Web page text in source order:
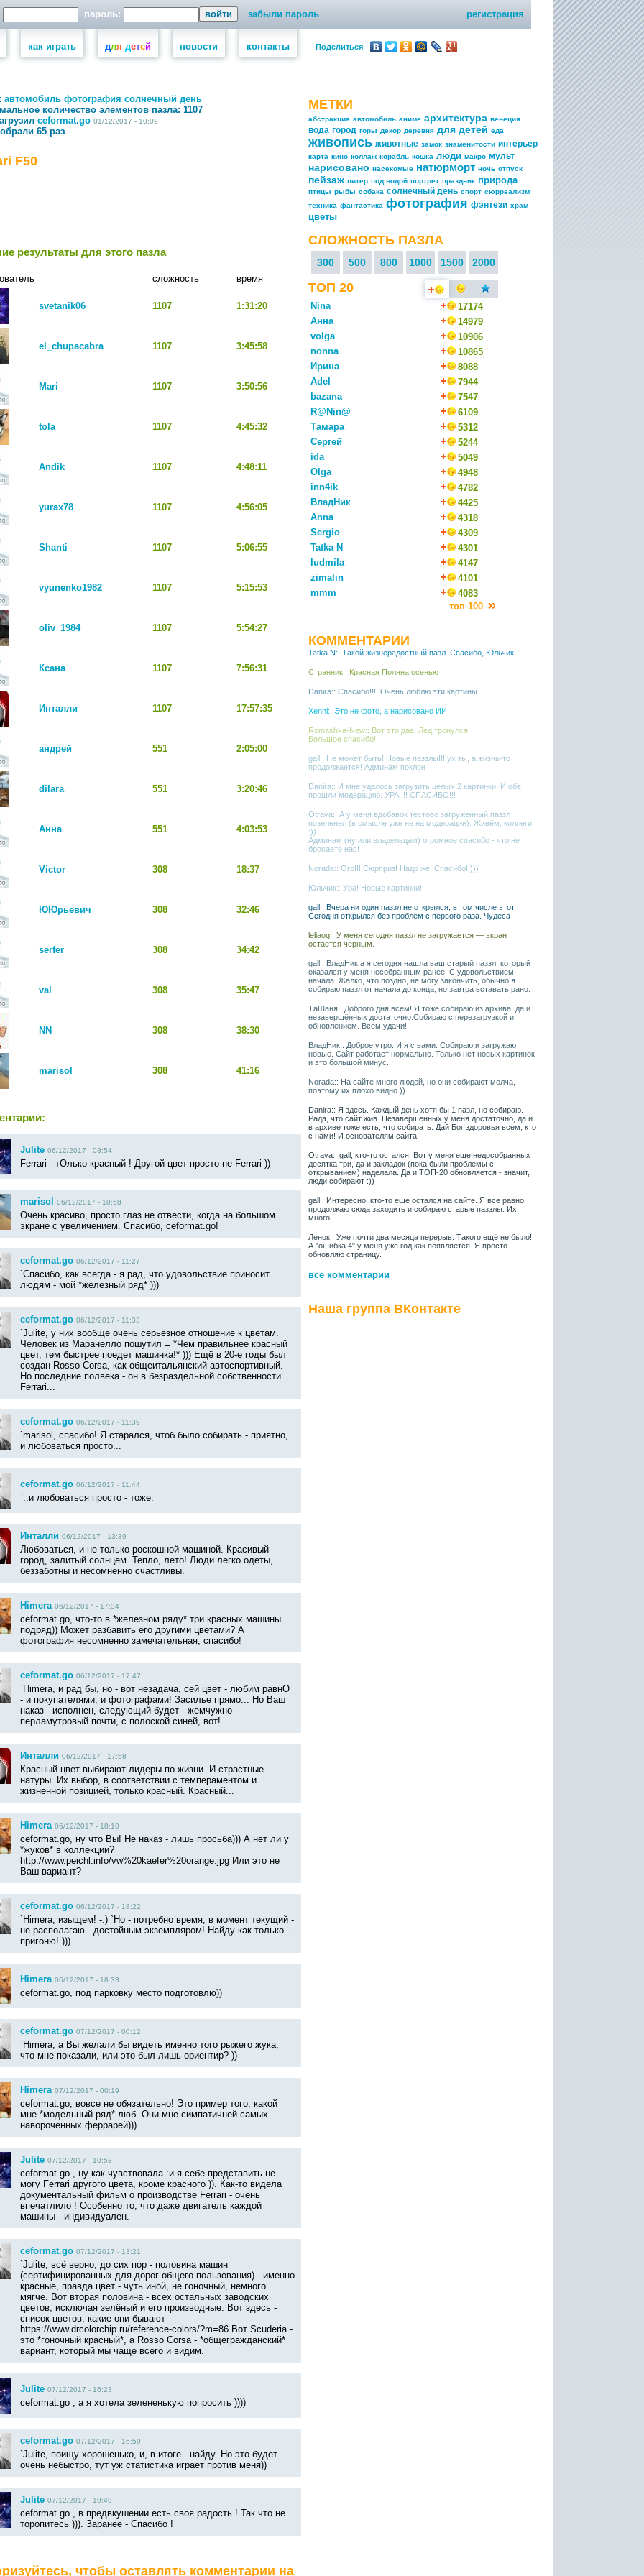
пароль: забыли пароль регистрация
как играть для детей новости контакты Поделиться
автомобиль фотография солнечный день
количество элементов пазла: 1107
ceformat.go 01/12/2017 - 10:09
65 раз
F50
результаты для этого пазла
сложность время
svetanik06 1107 1:31:20
el_chupacabra 1107 3:45:58
Mari 1107 3:50:56
tola 1107 4:45:32
Andik 1107 4:48:11
yurax78 1107 4:56:05
Shanti 1107 5:06:55
vyunenko1982 1107 5:15:53
oliv_1984 1107 5:54:27
Ксана 1107 7:56:31
Инталли 1107 17:57:35
андрей 551 2:05:00
dilara 551 3:20:46
Анна 551 4:03:53
Victor 308 18:37
ЮЮрьевич 308 32:46
serfer 308 34:42
val 308 35:47
NN 308 38:30
marisol 308 41:16
Julite 06/12/2017 - 08:54
Ferrari - тОлько красный ! Другой цвет просто не Ferrari ))
marisol 06/12/2017 - 10:58
Очень красиво, просто глаз не отвести, когда на большом
экране с увеличением. Спасибо, ceformat.go!
ceformat.go 06/12/2017 - 11:27
`Спасибо, как всегда - я рад, что удовольствие приносит
людям - мой *железный ряд* )))
ceformat.go 06/12/2017 - 11:33
`Julite, у них вообще очень серьёзное отношение к цветам.
Человек из Маранелло пошутил = *Чем правильнее красный
цвет, тем быстрее поедет машинка!* ))) Ещё в 20-е годы был
создан Rossо Corsa, как общеитальянский автоспортивный.
Но последние полвека - он в безраздельной собственности
Ferrari...
ceformat.go 06/12/2017 - 11:39
`marisol, спасибо! Я старался, чтоб было собирать - приятно,
и любоваться просто...
ceformat.go 06/12/2017 - 11:44
`..и любоваться просто - тоже.
Инталли 06/12/2017 - 13:39
Любоваться, и не только роскошной машиной. Красивый
город, залитый солнцем. Тепло, лето! Люди легко одеты,
беззаботны и несомненно счастливы.
Himera 06/12/2017 - 17:34
ceformat.go, что-то в *железном ряду* три красных машины
подряд)) Может разбавить его другими цветами? А
фотография несомненно замечательная, спасибо!
ceformat.go 06/12/2017 - 17:47
`Himera, и рад бы, но - вот незадача, сей цвет - любим равнО
- и покупателями, и фотографами! Засилье прямо... Но Ваш
наказ - исполнен, следующий будет - жемчужно -
перламутровый почти, с полоской синей, вот!
Инталли 06/12/2017 - 17:58
Красный цвет выбирают лидеры по жизни. И страстные
натуры. Их выбор, в соответствии с темпераментом и
жизненной позицией, только красный. Красный...
Himera 06/12/2017 - 18:10
ceformat.go, ну что Вы! Не наказ - лишь просьба))) А нет ли у
*жуков* в коллекции?
http://www.peichl.info/vw%20kaefer%20orange.jpg Или это не
Ваш вариант?
ceformat.go 06/12/2017 - 18:22
`Himera, изыщем! -:) `Но - потребно время, в момент текущий -
не располагаю - достойным экземпляром! Найду как только -
пригоню! )))
Himera 06/12/2017 - 18:33
ceformat.go, под парковку место подготовлю))
ceformat.go 07/12/2017 - 00:12
`Himera, а Вы желали бы видеть именно того рыжего жука,
что мне показали, или это был лишь ориентир? ))
Himera 07/12/2017 - 00:19
ceformat.go, вовсе не обязательно! Это пример того, какой
мне *модельный ряд* люб. Они мне симпатичней самых
навороченных феррарей)))
Julite 07/12/2017 - 10:53
ceformat.go , ну как чувствовала :и я себе представить не
могу Ferrari другого цвета, кроме красного )). Как-то видела
документальный фильм о производстве Ferrari - очень
впечатлило ! Особенно то, что даже двигатель каждой
машины - индивидуален.
ceformat.go 07/12/2017 - 13:21
`Julite, всё верно, до сих пор - половина машин
(сертифицированных для дорог общего пользования) - именно
красные, правда цвет - чуть иной, не гоночный, немного
мягче. Вот вторая половина - всех остальных заводских
цветов, исключая зелёный и его производные. Вот здесь -
список цветов, какие они бывают
https://www.drcolorchip.ru/reference-colors/?m=86 Вот Scuderia -
это *гоночный красный*, а Rosso Corsa - *общегражданский*
вариант, который мы чаще всего и видим.
Julite 07/12/2017 - 16:23
ceformat.go , а я хотела зелененькую попросить ))))
ceformat.go 07/12/2017 - 16:59
`Julite, поищу хорошенько, и, в итоге - найду. Но это будет
очень небыстро, тут уж статистика играет против меня))
Julite 07/12/2017 - 19:49
ceformat.go , в предвкушении есть своя радость ! Так что не
торопитесь ))). Заранее - Спасибо !
чтобы оставлять комментарии на
МЕТКИ
абстракция автомобиль аниме архитектура венеция
вода город горы декор деревня для детей еда
живопись животные замок знаменитости интерьер
карта кино коллаж корабль кошка люди макро мульт
нарисовано насекомые натюрморт ночь отпуск
пейзаж питер под водой портрет праздник природа
птицы рыбы собака солнечный день спорт сюрреализм
техника фантастика фотография фэнтези храм
цветы
СЛОЖНОСТЬ ПАЗЛА
300 500 800 1000 1500 2000
ТОП 20
Nina
17174
Анна
14979
volga
10906
nonna
10865
Ирина
8088
Adel
7944
bazana
7547
R@Nin@
6109
Тамара
5312
Сергей
5244
ida
5049
Olga
4948
inn4ik
4782
ВладНик
4425
Anna
4318
Sergio
4309
Tatka N
4301
ludmila
4147
zimalin
4101
mmm
4083
топ 100
КОММЕНТАРИИ
Tatka N:: Такой жизнерадостный пазл. Спасибо, Юльчик.
Странник:: Красная Поляна осенью
Danira:: Спасибо!!!! Очень люблю эти картины.
Xenni:: Это не фото, а нарисовано ИИ.
Romashka-New:: Вот это даа! Лед тронулся!
Большое спасибо!
gall:: Не может быть! Новые паззлы!!! ух ты, а жизнь-то
продолжается! Админам поклон
Danira:: И мне удалось загрузить целых 2 картинки. И обе
прошли модерацию. УРА!!!! СПАСИБО!!!
Otrava:: А у меня вдобавок тестово загруженный паззл
позеленел (в смысле уже не на модерации). Живём, коллеги
:))
Админам (ну или владельцам) огромное спасибо - что не
бросаете нас!
Norada:: Ого!!! Сюрприз! Надо же! Спасибо! )))
Юльчик:: Ура! Новые картинки!!
gall:: Вчера ни один паззл не открылся, в том числе этот.
Сегодня открылся без проблем с первого раза. Чудеса
leliaog:: У меня сегодня паззл не загружается — экран
остается черным.
gall:: ВладНик,а я сегодня нашла ваш старый паззл, который
оказался у меня несобранным ранее. С удовольствием
начала. Жалко, что поздно, не могу закончить, обычно я
собираю паззл от начала до конца, но завтра вставать рано.
ТаШаня:: Доброго дня всем! Я тоже собираю из архива, да и
незавершённых достаточно.Собираю с перезагрузкой и
обновлением. Всем удачи!
ВладНик:: Доброе утро. И я с вами. Собираю и загружаю
новые. Сайт работает нормально. Только нет новых картинок
и это большой минус.
Norada:: На сайте много людей, но они собирают молча,
поэтому их плохо видно ))
Danira:: Я здесь. Каждый день хотя бы 1 пазл, но собираю.
Рада, что сайт жив. Незавершённых у меня достаточно, да и
в архиве тоже есть, что собирать. Дай Бог здоровья всем, кто
с нами! И основателям сайта!
Otrava:: gall, кто-то остался. Вот у меня еще недособранных
десятка три, да и закладок (пока были проблемы с
открыванием) наделала. Да и ТОП-20 обновляется - значит,
люди собирают :))
gall:: Интересно, кто-то еще остался на сайте. Я все равно
продолжаю сюда заходить и собираю старые паззлы. Их
много
Ленок:: Уже почти два месяца перерыв. Такого ещё не было!
А "ошибка 4" у меня уже год как появляется. Я просто
обновляю страницу.
все комментарии
Наша группа ВКонтакте